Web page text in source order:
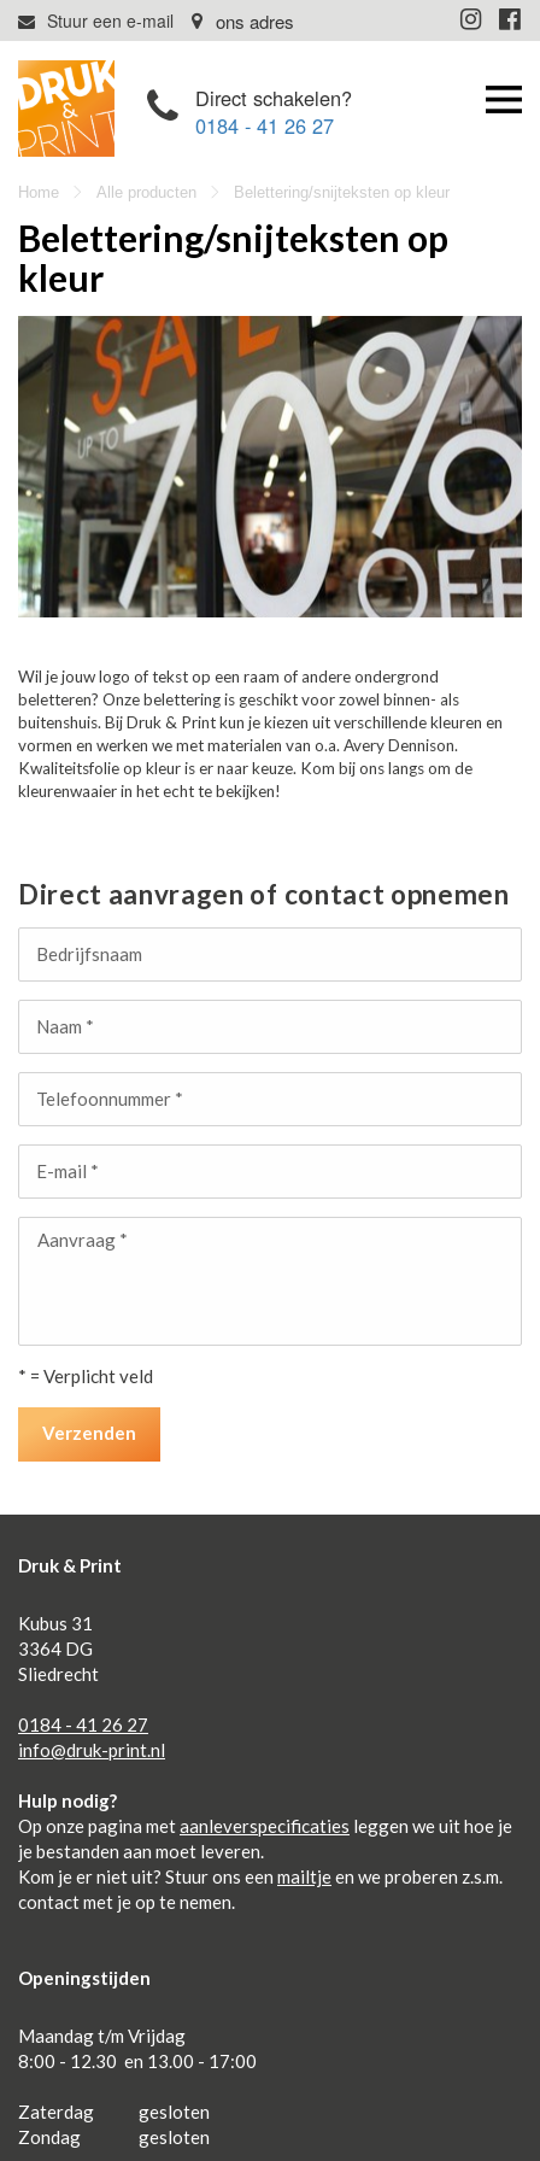
Direct schakelen?
0184 - 41 26 27
Home Alle producten Belettering/snijteksten op kleur
Belettering/snijteksten op
kleur
Wil je jouw logo of tekst op een raam of andere ondergrond
beletteren? Onze belettering is geschikt voor zowel binnen- als
buitenshuis. Bij Druk & Print kun je kiezen uit verschillende kleuren en
vormen en werken we met materialen van o.a. Avery Dennison.
Kwaliteitsfolie op kleur is er naar keuze. Kom bij ons langs om de
kleurenwaaier in het echt te bekijken!
Direct aanvragen of contact opnemen
Bedrijfsnaam
Naam *
Telefoonnummer *
E-mail *
Aanvraag *
* = Verplicht veld
Verzenden
Druk & Print
Kubus 31
3364 DG
Sliedrecht
0184 - 41 26 27
info@druk-print.nl
Hulp nodig?
Op onze pagina metaanleverspecificaties leggen we uit hoe je
je bestanden aan moet leveren.
Kom je er niet uit? Stuur ons een mailtjeen we proberen z.s.m.
contact met je op te nemen.
Openingstijden
Maandag t/m Vrijdag
8:00 - 12.30 en 13.00 - 17:00
Zaterdag
gesloten
Zondag
gesloten